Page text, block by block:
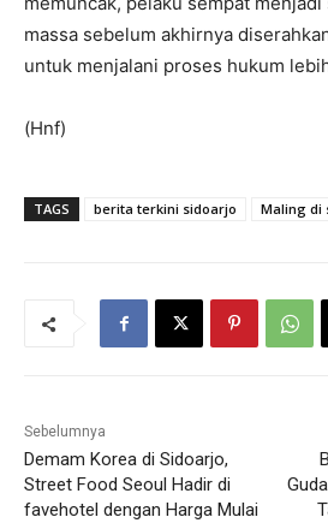
massa sebelum akhirnya
untuk menjalani proses hukum
(Hnf)
TAGS berita terkini sidoarjo Maling di
Sebelumnya
Demam Korea di Sidoarjo,
Street Food Seoul Hadir di
favehotel dengan Harga Mulai